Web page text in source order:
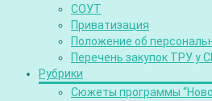
СОУТ
Приватизация
Положение об
Перечень закупок ТРУ у
Рубрики
Сюжеты программы